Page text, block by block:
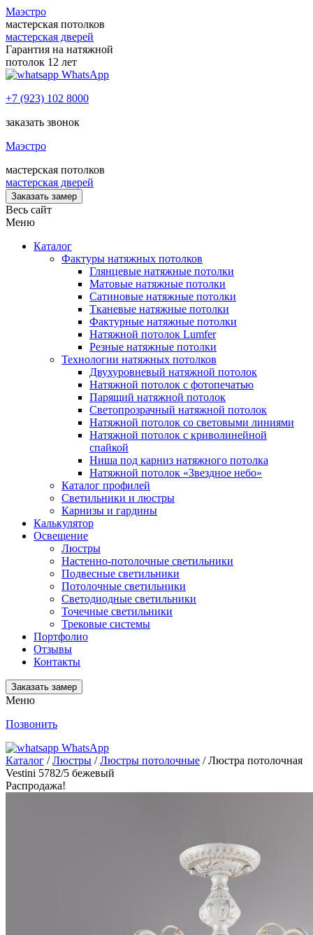
Маэстро
мастерская потолков
мастерская дверей
Гарантия на натяжной
потолок 12 лет
WhatsApp
+7 (923) 102 8000
заказать звонок
Маэстро
мастерская потолков
мастерская дверей
Заказать замер
Весь сайт
Меню
Каталог
Фактуры натяжных потолков
Глянцевые натяжные потолки
Матовые натяжные потолки
Сатиновые натяжные потолки
Тканевые натяжные потолки
Фактурные натяжные потолки
Натяжной потолок Lumfer
Резные натяжные потолки
Технологии натяжных потолков
Двухуровневый натяжной потолок
Натяжной потолок с фотопечатью
Парящий натяжной потолок
Светопрозрачный натяжной потолок
Натяжной потолок со световыми линиями
Натяжной потолок с криволинейной
спайкой
Ниша под карниз натяжного потолка
Натяжной потолок «Звездное небо»
Каталог профилей
Светильники и люстры
Карнизы и гардины
Калькулятор
Освещение
Люстры
Настенно-потолочные светильники
Подвесные светильники
Потолочные светильники
Светодиодные светильники
Точечные светильники
Трековые системы
Портфолио
Отзывы
Контакты
Заказать замер
Меню
Позвонить
WhatsApp
Каталог /Люстры /Люстры потолочные / Люстра потолочная
Vestini 5782/5 бежевый
Распродажа!